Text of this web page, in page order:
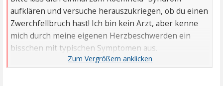
aufklären und versuche herauszukriegen, ob du einen
Zwerchfellbruch hast! Ich bin kein Arzt, aber kenne
mich durch meine eigenen Herzbeschwerden ein
bisschen mit typischen Symptomen aus.
Nach dem Essen Herzrasen oder einen Stolperanfall